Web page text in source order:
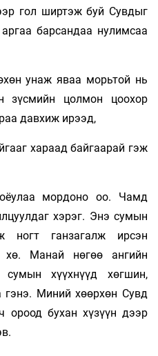
гол ширтэж буй Сувдыг
барсандаа нулимсаа
унаж яваа морьтой нь
зүсмийн цолмон цоохор
давхиж ирээд,
хараад байгаарай гэж
мордоно оо. Чамд
хэрэг. Энэ сумын
ногт ганзагалж ирсэн
Манай нөгөө ангийн
хүүхнүүд хөгшин,
гэнэ. Миний хөөрхөн Сувд
ороод бухан хүзүүн дээр